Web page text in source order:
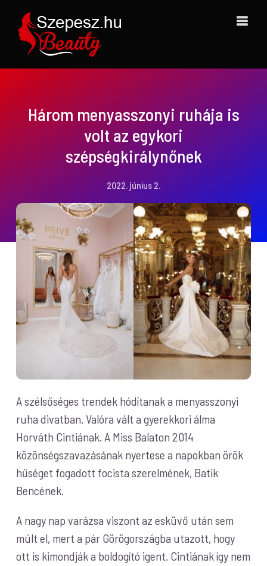
Kihagyás
Három menyasszonyi ruhája is
volt az egykori
szépségkirálynőnek
2022. június 2.
A szélsőséges trendek hódítanak a menyasszonyi
ruha divatban. Valóra vált a gyerekkori álma
Horváth Cintiának. A Miss Balaton 2014
közönségszavazásának nyertese a napokban örök
hűséget fogadott focista szerelmének, Batik
Bencének.
A nagy nap varázsa viszont az esküvő után sem
múlt el, mert a pár Görögországba utazott, hogy
ott is kimondják a boldogító igent. Cintiának így nem